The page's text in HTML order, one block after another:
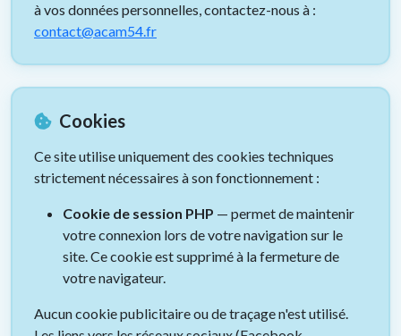
à vos données personnelles, contactez-nous à :
contact@acam54.fr
Cookies
Ce site utilise uniquement des cookies techniques
strictement nécessaires à son fonctionnement :
Cookie de session PHP — permet de maintenir
votre connexion lors de votre navigation sur le
site. Ce cookie est supprimé à la fermeture de
votre navigateur.
Aucun cookie publicitaire ou de traçage n'est utilisé.